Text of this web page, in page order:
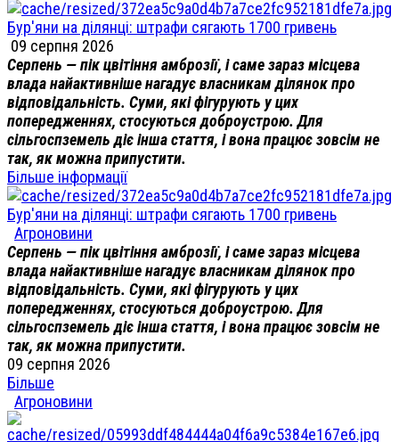
Бур'яни на ділянці: штрафи сягають 1700 гривень
09 серпня 2026
Серпень — пік цвітіння амброзії, і саме зараз місцева
влада найактивніше нагадує власникам ділянок про
відповідальність. Суми, які фігурують у цих
попередженнях, стосуються доброустрою. Для
сільгоспземель діє інша стаття, і вона працює зовсім не
так, як можна припустити.
Більше інформації
Бур'яни на ділянці: штрафи сягають 1700 гривень
Агроновини
Серпень — пік цвітіння амброзії, і саме зараз місцева
влада найактивніше нагадує власникам ділянок про
відповідальність. Суми, які фігурують у цих
попередженнях, стосуються доброустрою. Для
сільгоспземель діє інша стаття, і вона працює зовсім не
так, як можна припустити.
09 серпня 2026
Більше
Агроновини